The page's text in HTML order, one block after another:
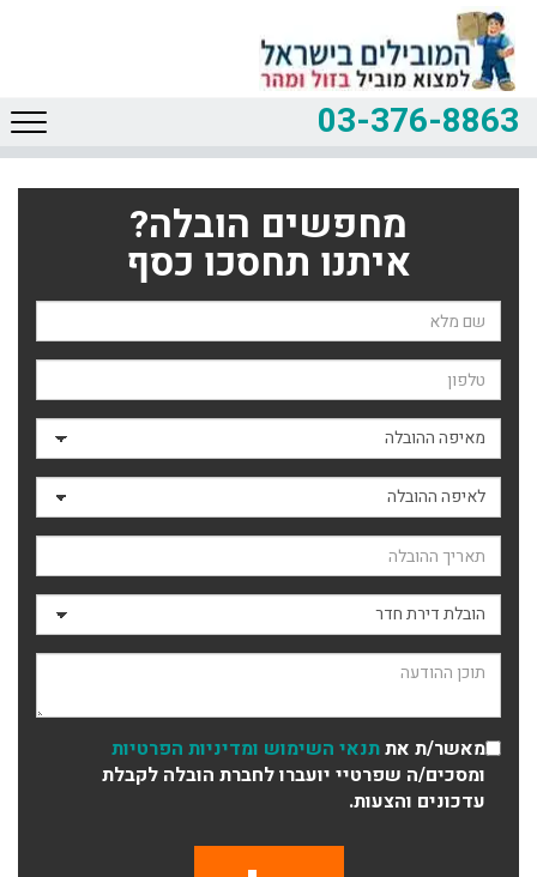
03-376-8863
מחפשים הובלה?
איתנו תחסכו כסף
שם השולח
טלפון
מאיפה ההובלה
לאיפה ההובלה
תאריך ההובלה
סוג ההובלה
תוכן ההודעה
מאשר/ת אתתנאי השימוש ומדיניות הפרטיות
ומסכים/ה שפרטיי יועברו לחברת הובלה לקבלת
עדכונים והצעות.